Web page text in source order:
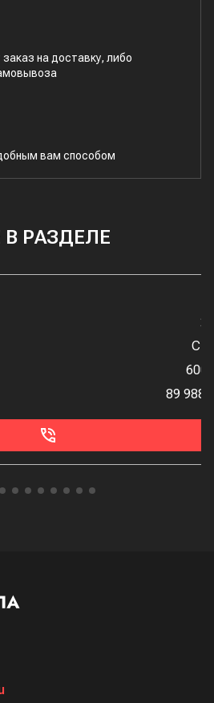
на доставку, либо
вам способом
РАЗДЕЛЕ
25
Ст3
6000
89 988 ₽